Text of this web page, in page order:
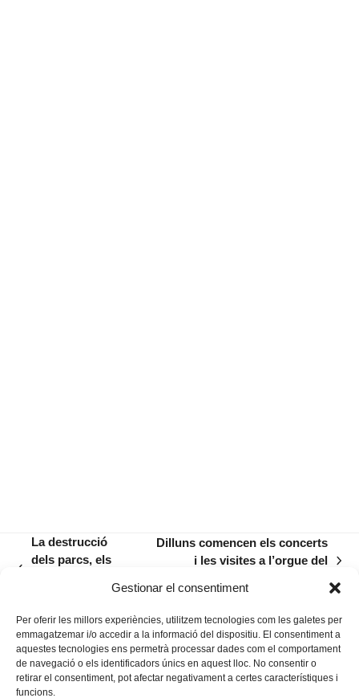
Gestionar el consentiment
Per oferir les millors experiències, utilitzem tecnologies com les galetes per
emmagatzemar i/o accedir a la informació del dispositiu. El consentiment a
aquestes tecnologies ens permetrà processar dades com el comportament
de navegació o els identificadors únics en aquest lloc. No consentir o
retirar el consentiment, pot afectar negativament a certes característiques i
funcions.
La destrucció
dels parcs, els
post:
Dilluns comencen els concerts
i les visites a l’orgue del